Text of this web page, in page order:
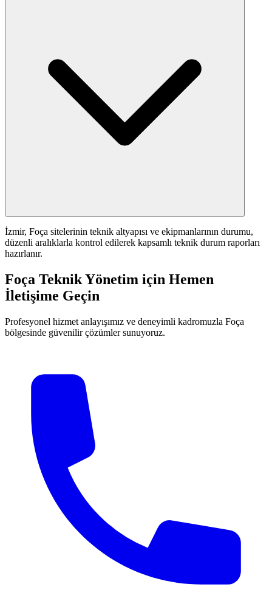
İzmir, Foça sitelerinin teknik altyapısı ve ekipmanlarının durumu,
düzenli aralıklarla kontrol edilerek kapsamlı teknik durum raporları
hazırlanır.
Foça Teknik Yönetim için Hemen
İletişime Geçin
Profesyonel hizmet anlayışımız ve deneyimli kadromuzla Foça
bölgesinde güvenilir çözümler sunuyoruz.